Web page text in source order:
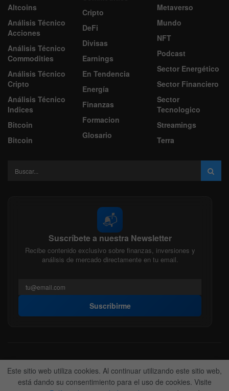
Altcoins
Análisis Técnico
Acciones
Análisis Técnico
Commodities
Análisis Técnico
Cripto
Análisis Técnico
Indices
Bitcoin
Bitcoin
Cripto
DeFi
Divisas
Earnings
En Tendencia
Energía
Finanzas
Formacion
Glosario
Metaverso
Mundo
NFT
Podcast
Sector Energético
Sector Financiero
Sector
Tecnologico
Streamings
Terra
📬
Suscríbete a nuestra Newsletter
Recibe contenido exclusivo sobre finanzas, inversiones y
análisis de mercado directamente en tu email.
Suscribirme
Acerca de nosotros Politica Editorial
Nuestro Equipo
Contactanos
Anunciate
Este sitio web utiliza cookies. Al continuar utilizando este sitio web,
está dando su consentimiento para el uso de cookies. Visite